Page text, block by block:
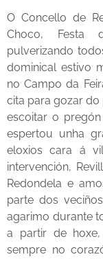
O Concello de
Choco, Festa
pulverizando
dominical estivo
no Campo da
cita para gozar
escoitar o
espertou unha
eloxios cara á
intervención,
Redondela e
parte dos
agarimo durante
a partir de
sempre no